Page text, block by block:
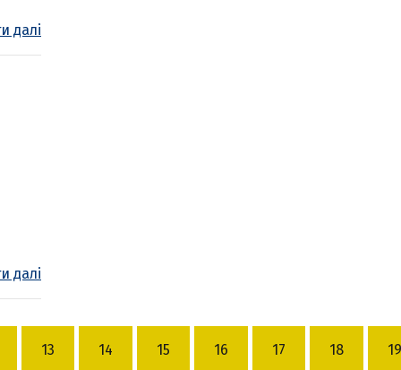
далі
далі
13 14 15 16 17 18 19